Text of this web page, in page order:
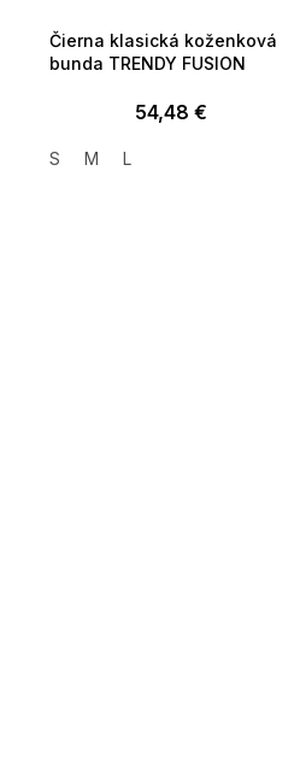
Čierna klasická koženková
bunda TRENDY FUSION
54,48 €
S M L